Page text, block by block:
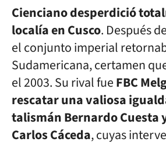
Cienciano desperdició
localía en Cusco. Después
el conjunto imperial
Sudamericana, certamen
el 2003. Su rival fueFBC
rescatar una valiosa
talismán Bernardo Cuesta
Carlos Cáceda, cuyas